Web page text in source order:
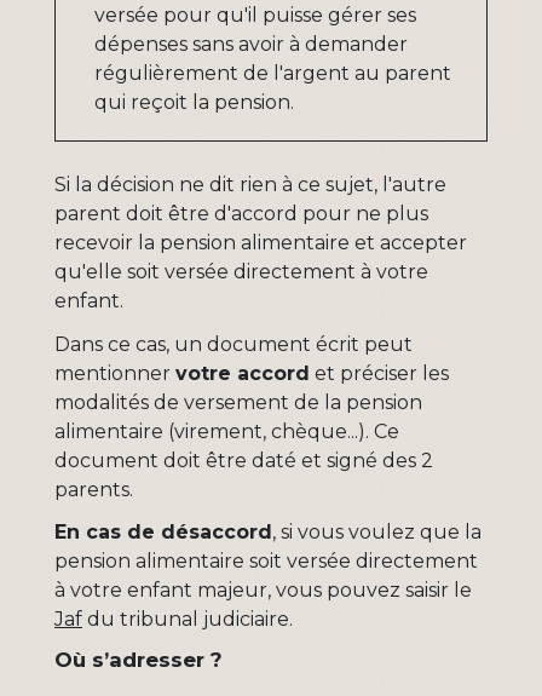
versée pour qu'il puisse gérer ses
dépenses sans avoir à demander
régulièrement de l'argent au parent
qui reçoit la pension.
Si la décision ne dit rien à ce sujet, l'autre
parent doit être d'accord pour ne plus
recevoir la pension alimentaire et accepter
qu'elle soit versée directement à votre
enfant.
Dans ce cas, un document écrit peut
mentionner votre accord et préciser les
modalités de versement de la pension
alimentaire (virement, chèque...). Ce
document doit être daté et signé des 2
parents.
En cas de désaccord, si vous voulez que la
pension alimentaire soit versée directement
à votre enfant majeur, vous pouvez saisir le
Jaf du tribunal judiciaire.
Où s’adresser ?